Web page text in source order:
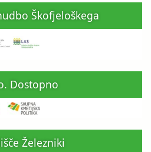
Škofjeloškega
Dostopno
Železniki